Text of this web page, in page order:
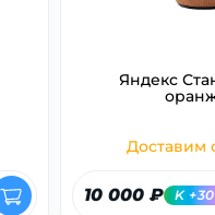
Яндекс
Доставим
10 000 ₽ K